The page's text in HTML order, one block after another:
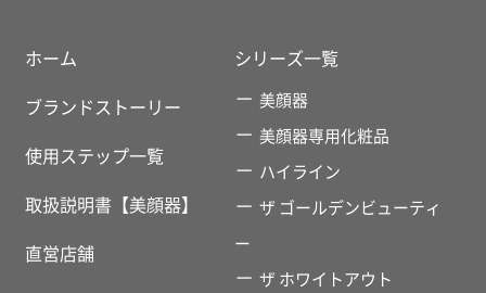
ホーム
ブランドストーリー
使用ステップ一覧
取扱説明書【美顔器】
直営店舗
シリーズ一覧
美顔器
美顔器専用化粧品
ハイライン
ザ ゴールデンビューティ
ー
ザ ホワイトアウト